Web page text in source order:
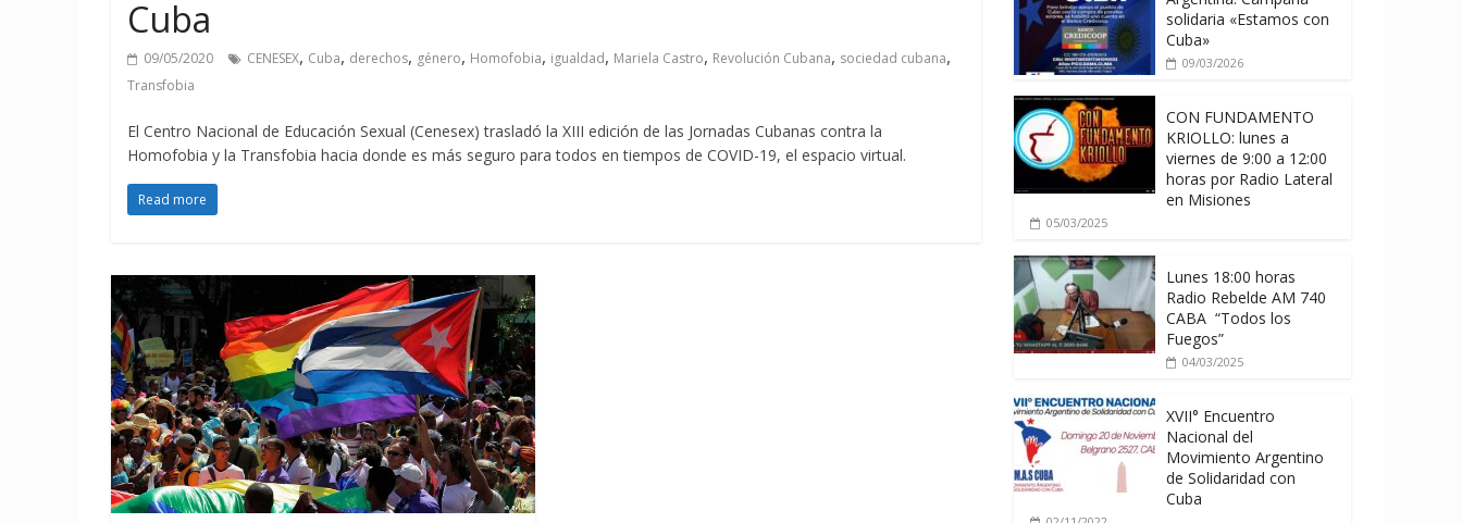
Cuba
09/05/2020 CENESEX, Cuba, derechos, género, Homofobia, igualdad, Mariela Castro, Revolución Cubana, sociedad cubana,
Transfobia
El Centro Nacional de Educación Sexual (Cenesex) trasladó la XIII edición de las Jornadas Cubanas contra la
Homofobia y la Transfobia hacia donde es más seguro para todos en tiempos de COVID-19, el espacio virtual.
Read more
solidaria «Estamos con
Cuba»
09/03/2026
CON FUNDAMENTO
KRIOLLO: lunes a
viernes de 9:00 a 12:00
horas por Radio Lateral
en Misiones
05/03/2025
Lunes 18:00 horas
Radio Rebelde AM 740
CABA “Todos los
Fuegos”
04/03/2025
XVII° Encuentro
Nacional del
Movimiento Argentino
de Solidaridad con
Cuba